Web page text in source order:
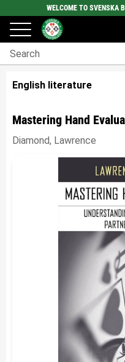
Menu
WELCOME TO
English literature
Mastering Hand
Diamond, Lawrence